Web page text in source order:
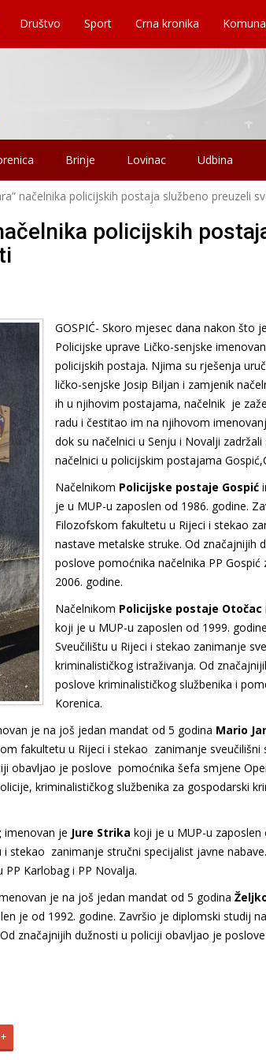
Društvo Sport Crna kronika
Brinje Lovinac Udbina
načelnika policijskih postaja službeno preuzeli
policijskih
GOSPIĆ- Skoro mjesec dana nakon što
Policijske uprave Ličko-senjske
policijskih postaja. Njima su rješenja
ličko-senjske Josip Biljan i zamjenik
ih u njihovim postajama, načelnik je
radu i čestitao im na njihovom
dok su načelnici u Senju i Novalji
načelnici u policijskim postajama
Načelnikom Policijske postaje Gospić
je u MUP-u zaposlen od 1986. godine.
Filozofskom fakultetu u Rijeci i stekao
nastave metalske struke. Od značajnijih
poslove pomoćnika načelnika PP
2006. godine.
Načelnikom Policijske postaje Otočac
koji je u MUP-u zaposlen od 1999.
Sveučilištu u Rijeci i stekao zanimanje
kriminalističkog istraživanja. Od
poslove kriminalističkog službenika i
Korenica.
je na još jedan mandat od 5 godina Mario
fakultetu u Rijeci i stekao zanimanje sveučilišni
obavljao je poslove pomoćnika šefa smjene
kriminalističkog službenika za gospodarski
imenovan je Jure Strika koji je u MUP-u zaposlen
stekao zanimanje stručni specijalist javne
Karlobag i PP Novalja.
je na još jedan mandat od 5 godina
je od 1992. godine. Završio je diplomski studij
značajnijih dužnosti u policiji obavljao je